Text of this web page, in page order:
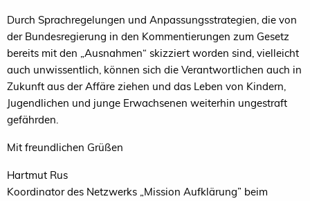
Durch Sprachregelungen und Anpassungsstrategien, die von
der Bundesregierung in den Kommentierungen zum Gesetz
bereits mit den „Ausnahmen“ skizziert worden sind, vielleicht
auch unwissentlich, können sich die Verantwortlichen auch in
Zukunft aus der Affäre ziehen und das Leben von Kindern,
Jugendlichen und junge Erwachsenen weiterhin ungestraft
gefährden.
Mit freundlichen Grüßen
Hartmut Rus
Koordinator des Netzwerks „Mission Aufklärung” beim